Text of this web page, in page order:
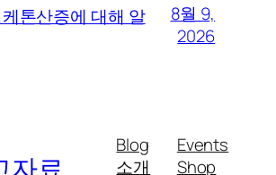
톤산증에 대해 알
8월 9,
2026
Blog
소개
Events
Shop